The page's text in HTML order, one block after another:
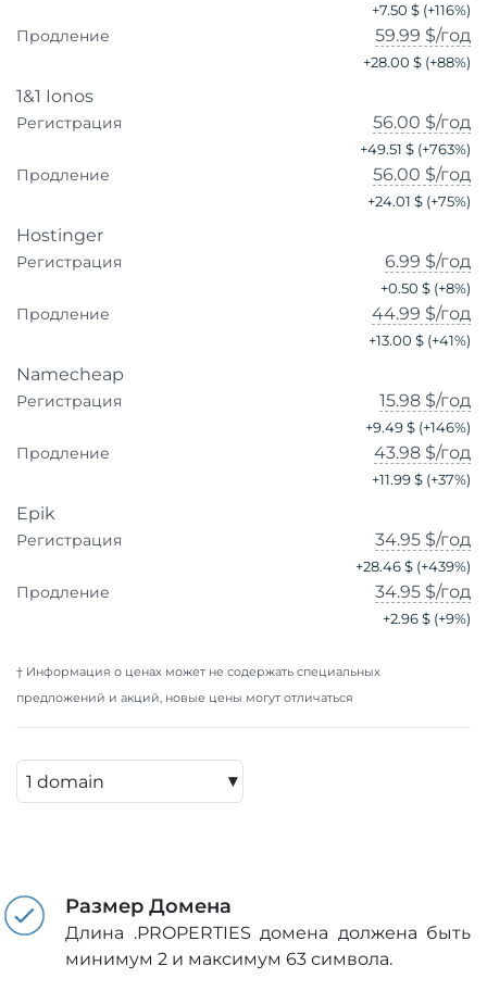
+7.50 $ (+116%)
Продление 59.99 $/год
+28.00 $ (+88%)
1&1 Ionos
Регистрация 56.00 $/год
+49.51 $ (+763%)
Продление 56.00 $/год
+24.01 $ (+75%)
Hostinger
Регистрация 6.99 $/год
+0.50 $ (+8%)
Продление 44.99 $/год
+13.00 $ (+41%)
Namecheap
Регистрация 15.98 $/год
+9.49 $ (+146%)
Продление 43.98 $/год
+11.99 $ (+37%)
Epik
Регистрация 34.95 $/год
+28.46 $ (+439%)
Продление 34.95 $/год
+2.96 $ (+9%)
† Информация о ценах может не содержать специальных
предложений и акций, новые цены могут отличаться
▾
Размер Домена
Длина .PROPERTIES домена должена быть
минимум 2 и максимум 63 символа.